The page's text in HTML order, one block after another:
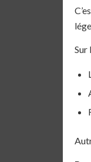
Sur